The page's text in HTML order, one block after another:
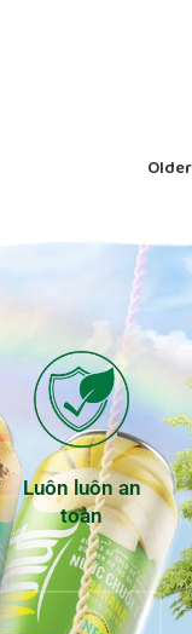
Older
Luôn luôn an
toàn